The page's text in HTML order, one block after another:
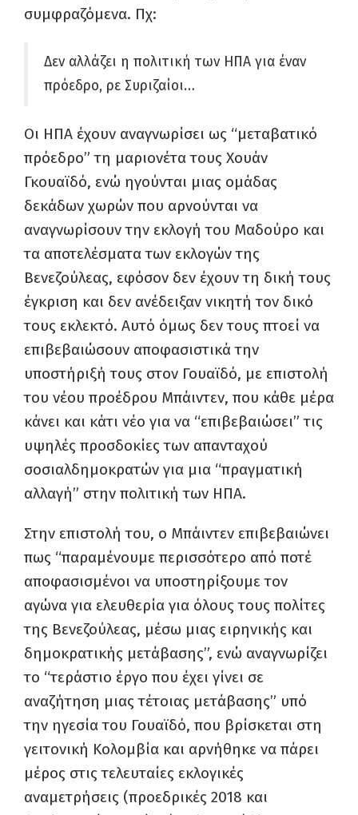
συμφραζόμενα. Πχ:
Δεν αλλάζει η πολιτική των ΗΠΑ για έναν
πρόεδρο, ρε Συριζαίοι…
Οι ΗΠΑ έχουν αναγνωρίσει ως “μεταβατικό
πρόεδρο” τη μαριονέτα τους Χουάν
Γκουαϊδό, ενώ ηγούνται μιας ομάδας
δεκάδων χωρών που αρνούνται να
αναγνωρίσουν την εκλογή του Μαδούρο και
τα αποτελέσματα των εκλογών της
Βενεζούλεας, εφόσον δεν έχουν τη δική τους
έγκριση και δεν ανέδειξαν νικητή τον δικό
τους εκλεκτό. Αυτό όμως δεν τους πτοεί να
επιβεβαιώσουν αποφασιστικά την
υποστήριξή τους στον Γουαϊδό, με επιστολή
του νέου προέδρου Μπάιντεν, που κάθε μέρα
κάνει και κάτι νέο για να “επιβεβαιώσει” τις
υψηλές προσδοκίες των απανταχού
σοσιαλδημοκρατών για μια “πραγματική
αλλαγή” στην πολιτική των ΗΠΑ.
Στην επιστολή του, ο Μπάιντεν επιβεβαιώνει
πως “παραμένουμε περισσότερο από ποτέ
αποφασισμένοι να υποστηρίξουμε τον
αγώνα για ελευθερία για όλους τους πολίτες
της Βενεζούλεας, μέσω μιας ειρηνικής και
δημοκρατικής μετάβασης”, ενώ αναγνωρίζει
το “τεράστιο έργο που έχει γίνει σε
αναζήτηση μιας τέτοιας μετάβασης” υπό
την ηγεσία του Γουαϊδό, που βρίσκεται στη
γειτονική Κολομβία και αρνήθηκε να πάρει
μέρος στις τελευταίες εκλογικές
αναμετρήσεις (προεδρικές 2018 και